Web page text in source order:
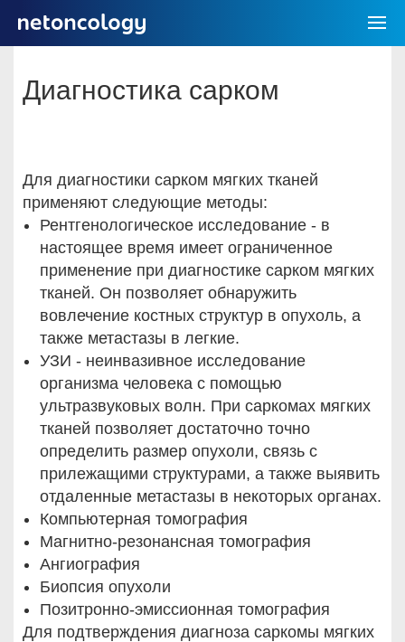
Диагностика сарком
Для диагностики сарком мягких тканей
применяют следующие методы:
Рентгенологическое исследование - в
настоящее время имеет ограниченное
применение при диагностике сарком мягких
тканей. Он позволяет обнаружить
вовлечение костных структур в опухоль, а
также метастазы в легкие.
УЗИ - неинвазивное исследование
организма человека с помощью
ультразвуковых волн. При саркомах мягких
тканей позволяет достаточно точно
определить размер опухоли, связь с
прилежащими структурами, а также выявить
отдаленные метастазы в некоторых органах.
Компьютерная томография
Магнитно-резонансная томография
Ангиография
Биопсия опухоли
Позитронно-эмиссионная томография
Для подтверждения диагноза саркомы мягких